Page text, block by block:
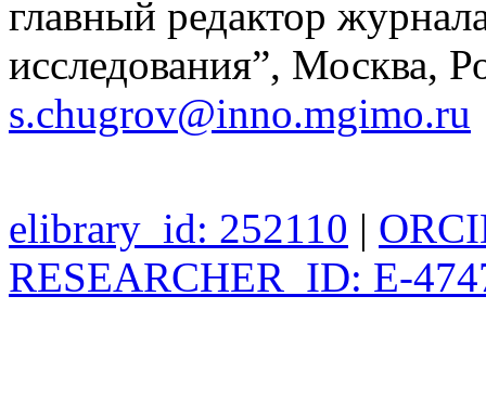
главный редактор
исследования”, Москва,
s.chugrov@inno.mgimo.ru
elibrary_id: 252110 |
RESEARCHER_ID: E-